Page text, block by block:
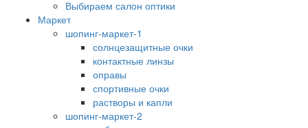
Выбираем салон оптики
Маркет
шопинг-маркет-1
солнцезащитные очки
контактные линзы
оправы
спортивные очки
растворы и капли
шопинг-маркет-2